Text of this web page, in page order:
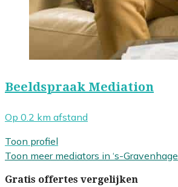
Beeldspraak Mediation
Op 0.2 km afstand
Toon profiel
Toon meer mediators in ‘s-Gravenhage
Gratis offertes vergelijken